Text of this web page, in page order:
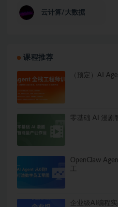
云计算/大数据
课程推荐
（预定）AI
零基础 AI 漫剧
OpenClaw
工
企业级AI编程